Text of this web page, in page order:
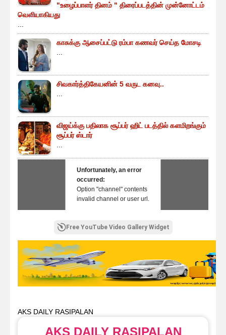
"உழைப்பாளர் தினம் " திரைப்படத்தின் முன்னோட்டம்
வெளியாகியது
காசுக்கு ஆசைப்பட்டு ரம்பா கணவர் செய்த மோசடி
சிவகார்த்திகேயனின் 5 வருட கனவு..
விஜய்க்கு பதிலாக சூப்பர் ஹிட் படத்தில் களமிறங்கும்
சூப்பர் ஸ்டார்
Unfortunately, an error
occurred:
Option "channel" contents
invalid channel or user url.
Free YouTube Video Gallery Widget
AKS DAILY RASIPALAN
AKS DAILY RASIPALAN